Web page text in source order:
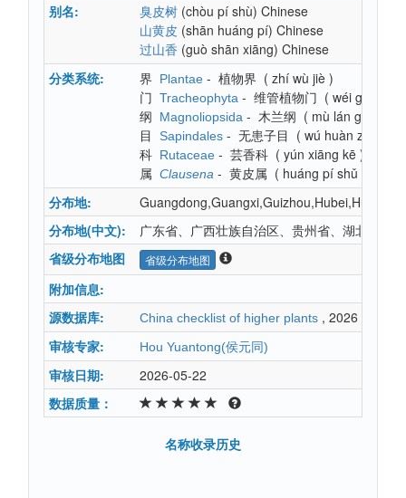
别名:
臭皮树 (chòu pí shù) Chinese
山黄皮 (shān huáng pí) Chinese
过山香 (guò shān xiāng) Chinese
分类系统:
界 Plantae - 植物界 ( zhí wù jiè )
门 Tracheophyta - 维管植物门 ( wéi guǎn
纲
Magnoliopsida - 木兰纲 ( mù lán gāng
目
Sapindales - 无患子目 ( wú huàn zǐ mù
科 Rutaceae - 芸香科 ( yún xiāng kē )
属 Clausena - 黄皮属 ( huáng pí shǔ
分布地:
分布地(中文):
广东省、广西壮族自治区、贵州省、湖北省、
省级分布地图
省级分布地图
附加信息:
源数据库:
China checklist of higher plants , 2026
审核专家:
Hou Yuantong(侯元同)
审核日期:
2026-05-22
数据质量：
名称收录历史